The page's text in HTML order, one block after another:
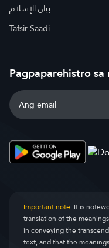
بيان الإسلام
Tafsir Saadi
Pagpaparehistro
Important note:It is
translation of the
in conveying the
text, and that the